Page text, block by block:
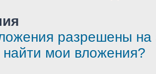
разрешены
найти мои вложения?